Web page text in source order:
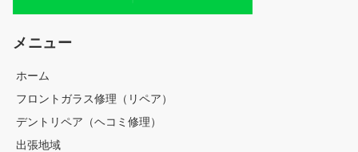
メニュー
ホーム
フロントガラス修理（リペア）
デントリペア（ヘコミ修理）
出張地域